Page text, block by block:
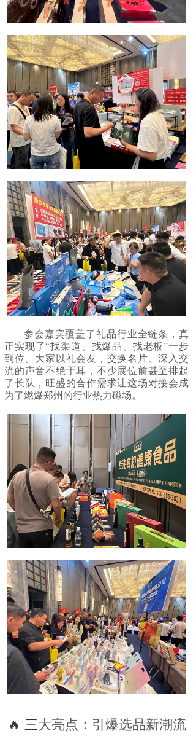
参会嘉宾覆盖了礼品行业全链条，真
正实现了“找渠道、找爆品、找老板”一步
到位。大家以礼会友，交换名片、深入交
流的声音不绝于耳，不少展位前甚至排起
了长队，旺盛的合作需求让这场对接会成
为了燃爆郑州的行业热力磁场。
🔥 三大亮点：引爆选品新潮流